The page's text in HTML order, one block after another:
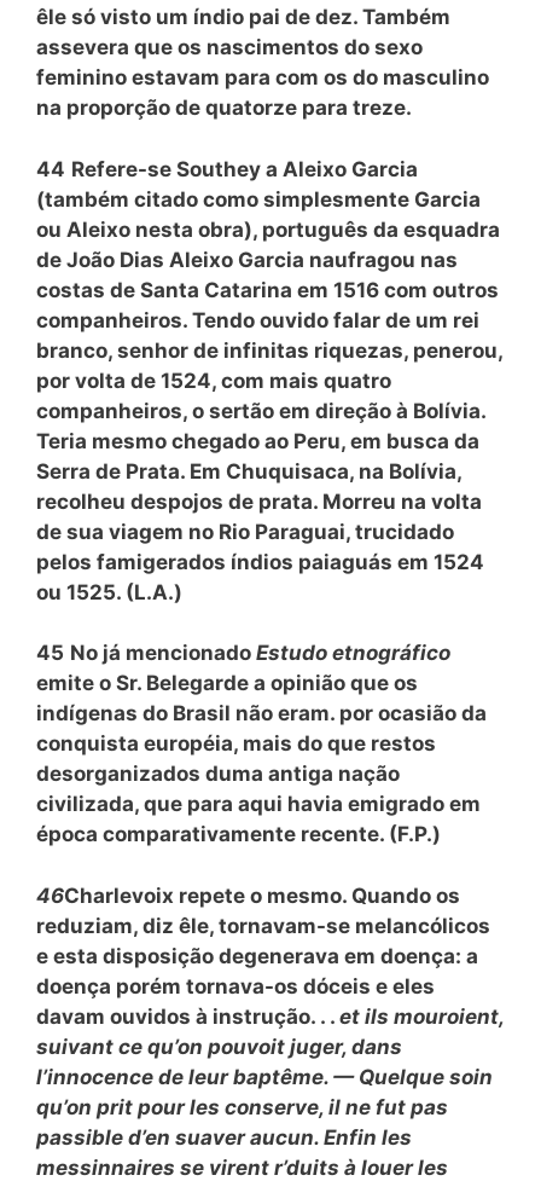
êle só visto um índio pai de dez. Também
assevera que os nascimentos do sexo
feminino estavam para com os do masculino
na proporção de quatorze para treze.
44 Refere-se Southey a Aleixo Garcia
(também citado como simplesmente Garcia
ou Aleixo nesta obra), português da esquadra
de João Dias Aleixo Garcia naufragou nas
costas de Santa Catarina em 1516 com outros
companheiros. Tendo ouvido falar de um rei
branco, senhor de infinitas riquezas, penerou,
por volta de 1524, com mais quatro
companheiros, o sertão em direção à Bolívia.
Teria mesmo chegado ao Peru, em busca da
Serra de Prata. Em Chuquisaca, na Bolívia,
recolheu despojos de prata. Morreu na volta
de sua viagem no Rio Paraguai, trucidado
pelos famigerados índios paiaguás em 1524
ou 1525. (L.A.)
45 No já mencionado Estudo etnográfico
emite o Sr. Belegarde a opinião que os
indígenas do Brasil não eram. por ocasião da
conquista européia, mais do que restos
desorganizados duma antiga nação
civilizada, que para aqui havia emigrado em
época comparativamente recente. (F.P.)
46Charlevoix repete o mesmo. Quando os
reduziam, diz êle, tornavam-se melancólicos
e esta disposição degenerava em doença: a
doença porém tornava-os dóceis e eles
davam ouvidos à instrução. . . et ils mouroient,
suivant ce qu’on pouvoit juger, dans
l’innocence de leur baptême. — Quelque soin
qu’on prit pour les conserve, il ne fut pas
passible d’en suaver aucun. Enfin les
messinnaires se virent r’duits à louer les